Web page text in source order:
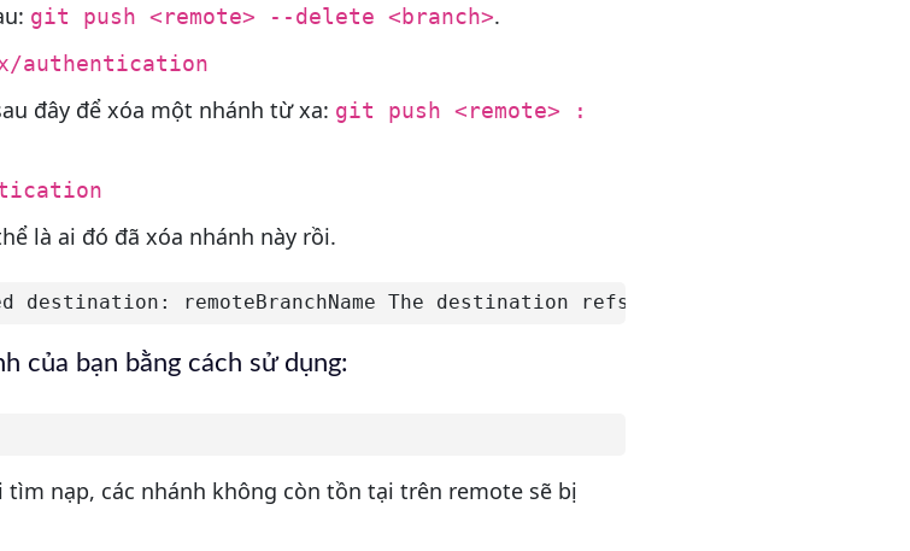
git push <remote> --delete <branch>.
đây để xóa một nhánh từ xa: git push <remote> :
là ai đó đã xóa nhánh này rồi.
remoteBranchName The destination refspec neither
của bạn bằng cách sử dụng:
tìm nạp, các nhánh không còn tồn tại trên remote sẽ bị